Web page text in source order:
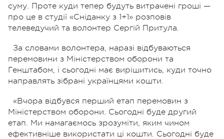
суму. Проте куди тепер будуть витрачені гроші —
про це в студії «Сніданку з 1+1» розповів
телеведучий та волонтер Сергій Притула.
За словами волонтера, наразі відбуваються
перемовини з Міністерством оборони та
Генштабом, і сьогодні має вирішитись, куди точно
направлять зібрані українцями кошти.
«Вчора відбувся перший етап перемовин з
Міністерством оборони. Сьогодні буде другий
етап. Ми намагаємось зрозуміти, яким чином
ефективніше використати ці кошти. Сьогодні буде